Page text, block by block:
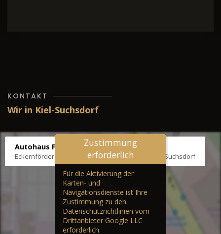
KONTAKT
Wir in Kiel-Suchsdorf
Autohaus Fräter
Eckernförder Str. /Klausbrooker Weg 1, 24107 Kiel-Suchsdorf
Zustimmung
erforderlich
Für die Aktivierung der
Karten- und
Navigationsdienste ist Ihre
Zustimmung zu den
Datenschutzrichtlinien vom
Drittanbieter Google LLC
erforderlich.